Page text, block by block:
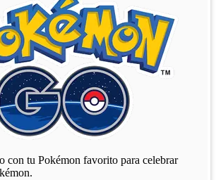
con tu Pokémon favorito para celebrar